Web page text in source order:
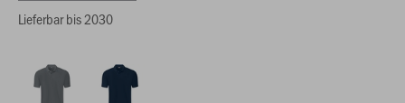
Lieferbar bis 2030